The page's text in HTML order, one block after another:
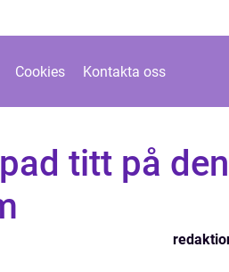
Cookies Kontakta oss
titt på den